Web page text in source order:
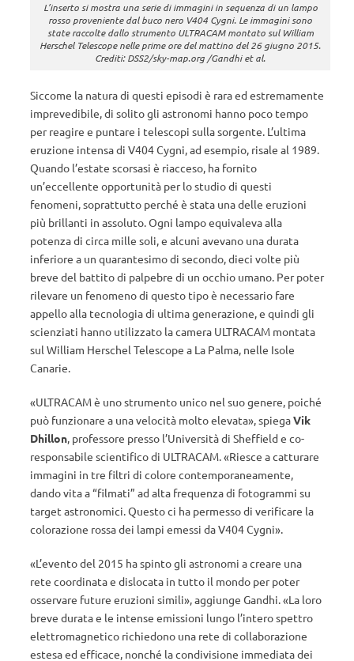
L’inserto si mostra una serie di immagini in sequenza di un lampo
rosso proveniente dal buco nero V404 Cygni. Le immagini sono
state raccolte dallo strumento ULTRACAM montato sul William
Herschel Telescope nelle prime ore del mattino del 26 giugno 2015.
Crediti: DSS2/sky-map.org /Gandhi et al.
Siccome la natura di questi episodi è rara ed estremamente
imprevedibile, di solito gli astronomi hanno poco tempo
per reagire e puntare i telescopi sulla sorgente. L’ultima
eruzione intensa di V404 Cygni, ad esempio, risale al 1989.
Quando l’estate scorsasi è riacceso, ha fornito
un’eccellente opportunità per lo studio di questi
fenomeni, soprattutto perché è stata una delle eruzioni
più brillanti in assoluto. Ogni lampo equivaleva alla
potenza di circa mille soli, e alcuni avevano una durata
inferiore a un quarantesimo di secondo, dieci volte più
breve del battito di palpebre di un occhio umano. Per poter
rilevare un fenomeno di questo tipo è necessario fare
appello alla tecnologia di ultima generazione, e quindi gli
scienziati hanno utilizzato la camera ULTRACAM montata
sul William Herschel Telescope a La Palma, nelle Isole
Canarie.
«ULTRACAM è uno strumento unico nel suo genere, poiché
può funzionare a una velocità molto elevata», spiegaVik
Dhillon, professore presso l’Università di Sheffield e co-
responsabile scientifico di ULTRACAM. «Riesce a catturare
immagini in tre filtri di colore contemporaneamente,
dando vita a “filmati” ad alta frequenza di fotogrammi su
target astronomici. Questo ci ha permesso di verificare la
colorazione rossa dei lampi emessi da V404 Cygni».
«L’evento del 2015 ha spinto gli astronomi a creare una
rete coordinata e dislocata in tutto il mondo per poter
osservare future eruzioni simili», aggiunge Gandhi. «La loro
breve durata e le intense emissioni lungo l’intero spettro
elettromagnetico richiedono una rete di collaborazione
estesa ed efficace, nonché la condivisione immediata dei